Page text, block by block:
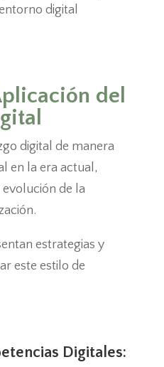
digital
del
digital de manera
en la era actual,
de la
estrategias y
este estilo de
Digitales: